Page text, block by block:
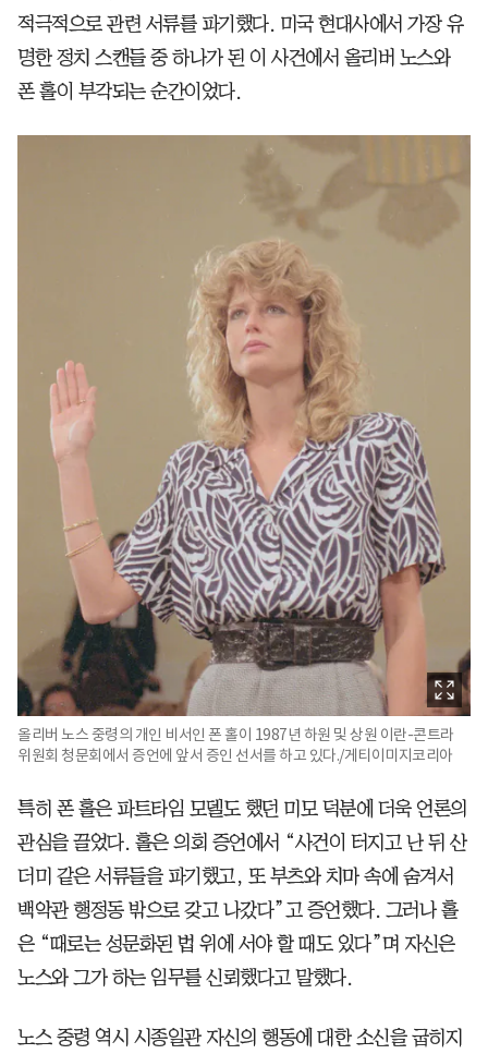
적극적으로 관련 서류를 파기했다. 미국 현대사에서 가장 유
명한 정치 스캔들 중 하나가 된 이 사건에서 올리버 노스와
폰 홀이 부각되는 순간이었다.
올리버 노스 중령의 개인 비서인 폰 홀이 1987년 하원 및 상원 이란-콘트라
위원회 청문회에서 증언에 앞서 증인 선서를 하고 있다./게티이미지코리아
특히 폰 홀은 파트타임 모델도 했던 미모 덕분에 더욱 언론의
관심을 끌었다. 홀은 의회 증언에서 “사건이 터지고 난 뒤 산
더미 같은 서류들을 파기했고, 또 부츠와 치마 속에 숨겨서
백악관 행정동 밖으로 갖고 나갔다”고 증언했다. 그러나 홀
은 “때로는 성문화된 법 위에 서야 할 때도 있다”며 자신은
노스와 그가 하는 임무를 신뢰했다고 말했다.
노스 중령 역시 시종일관 자신의 행동에 대한 소신을 굽히지